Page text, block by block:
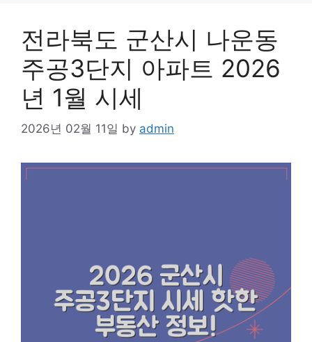
전라북도 군산시 나운동
주공3단지 아파트 2026
년 1월 시세
2026년 02월 11일 by admin